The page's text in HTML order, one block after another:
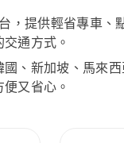
提供輕省專車、
通方式。
、新加坡、馬來
又省心。